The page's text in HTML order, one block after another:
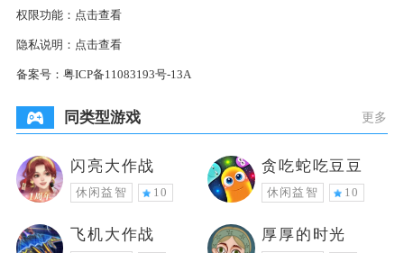
权限功能： 点击查看
隐私说明： 点击查看
备案号： 粤ICP备11083193号-13A
同类型游戏 更多
闪亮大作战
休闲益智 10
贪吃蛇吃豆豆
休闲益智 10
飞机大作战 厚厚的时光